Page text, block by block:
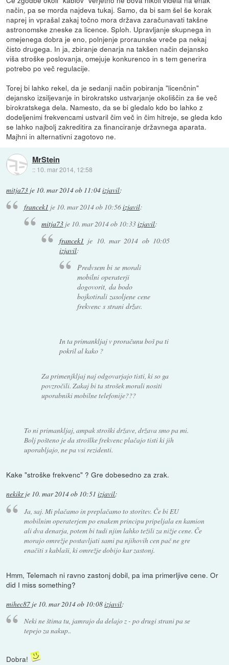
način, pa se morda najdeva tukaj. Samo, da bi sam šel še korak
naprej in vprašal zakaj točno mora država zaračunavati takšne
astronomske zneske za licence. Sploh. Upravljanje skupnega in
omejenega dobra je eno, polnjenje proraunske vreče pa nekaj
čisto drugega. In ja, zbiranje denarja na takšen način dejansko
viša stroške poslovanja, omejuje konkurenco in s tem generira
potrebo po več regulacije.
Torej bi lahko rekel, da je sedanji način pobiranja "licenčnin"
dejansko izsiljevanje in birokratsko ustvarjanje okoliščin za še več
birokratskega dela. Namesto, da se bi gledalo kdo bo lahko z
dodeljenimi frekvencami ustvaril čim več in čim hitreje, se gleda kdo
se lahko najbolj zakreditira za financiranje državnega aparata.
Majhni in alternativni zagotovo ne.
MrStein
:: 10. mar 2014, 12:58
mitja73 je 10. mar 2014 ob 11:04izjavil:
francek1 je 10. mar 2014 ob 10:56izjavil:
mitja73 je 10. mar 2014 ob 10:33izjavil:
francek1 je 10. mar 2014 ob 10:05
izjavil:
Predvsem bi se morali
mobilni operaterji
dogovorit, da bodo
bojkotirali zasoljene cene
frekvenc s strani držav.
In ta primankljaj v proračunu boš pa ti
pokril al kako ?
Za primenjkljaj naj odgovarjajo tisti, ki so ga
povzročili. Zakaj bi ta strošek morali nositi
uporabniki mobilne telefonije???
To ni primankljaj, ampak stroški države, država smo pa mi.
Bolj pošteno je da strošlke frekvenc plačajo tisti ki jih
uporabljajo, ne pa vsi rezidenti.
Kake "stroške frekvenc" ? Gre dobesedno za zrak.
nekikrje 10. mar 2014 ob 10:51 izjavil:
Ja, saj. Mi plačamo in preplačamo to storitev. Če bi EU
mobilnim operaterjem po enakem principu pripeljala en kamion
ali dva denarja, potem bi tudi njim lahko težili za nižje cene. Če
morajo omrežje postavljati sami pa njihovih cen pač ne gre
enačiti s kablaši, ki omrežje dobijo kar zastonj.
Hmm, Telemach ni ravno zastonj dobil, pa ima primerljive cene. Or
did I miss something?
mihec87 je 10. mar 2014 ob 10:08izjavil:
Neki ne štima tu, jamrajo da delajo z - po drugi strani pa se
tepejo za nakup..
Dobra!